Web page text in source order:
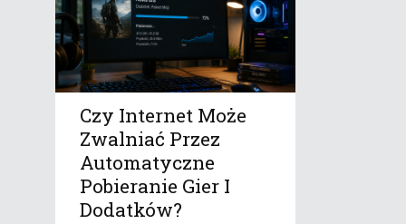
Czy Internet Może
Zwalniać Przez
Automatyczne
Pobieranie Gier I
Dodatków?